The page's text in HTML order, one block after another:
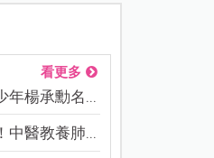
看更多
年楊承勳名...
中醫教養肺...